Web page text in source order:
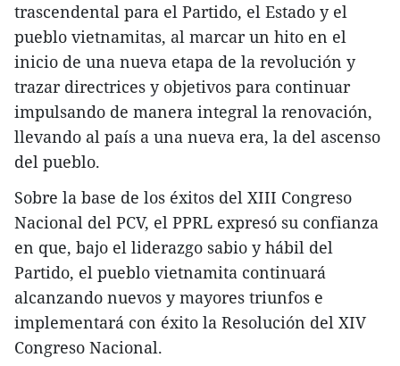
trascendental para el Partido, el Estado y el
pueblo vietnamitas, al marcar un hito en el
inicio de una nueva etapa de la revolución y
trazar directrices y objetivos para continuar
impulsando de manera integral la renovación,
llevando al país a una nueva era, la del ascenso
del pueblo.
Sobre la base de los éxitos del XIII Congreso
Nacional del PCV, el PPRL expresó su confianza
en que, bajo el liderazgo sabio y hábil del
Partido, el pueblo vietnamita continuará
alcanzando nuevos y mayores triunfos e
implementará con éxito la Resolución del XIV
Congreso Nacional.